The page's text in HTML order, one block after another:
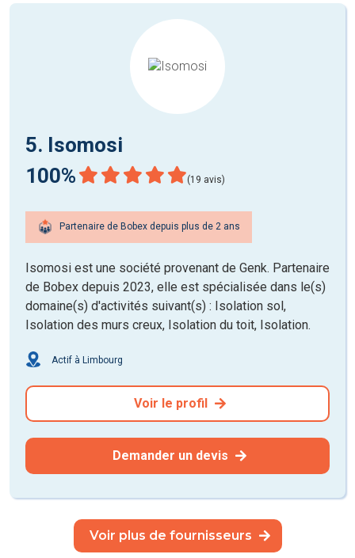
5. Isomosi
100%
(19 avis)
Partenaire de Bobex depuis plus de 2 ans
Isomosi est une société provenant de Genk. Partenaire
de Bobex depuis 2023, elle est spécialisée dans le(s)
domaine(s) d'activités suivant(s) : Isolation sol,
Isolation des murs creux, Isolation du toit, Isolation.
Actif à Limbourg
Voir le profil
Demander un devis
Voir plus de fournisseurs